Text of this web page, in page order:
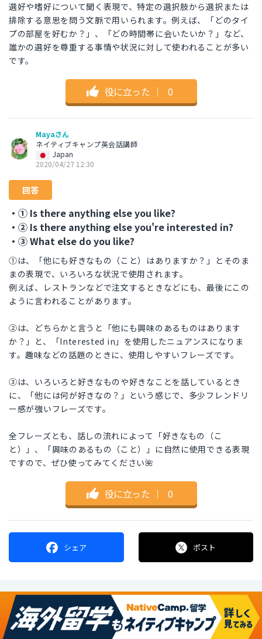
選好や嗜好について聞く表現で、特定の選択肢から選択または
排除する意思を問う文脈で用いられます。例えば、「どのタイ
プの部屋を好むか？」、「どの時間帯に会いたいか？」など、
誰かの選好を尊重する事情や状況に対して使われることが多い
です。
役に立った ｜ 0
Mayaさん
ネイティブキャンプ英会話講師
Japan
2020/04/27 12:30
回答
・① Is there anything else you like?
・② Is there anything else you're interested in?
・③ What else do you like?
①は、「他にも好きなもの（こと）はありますか？」とそのま
まの表現で、いろいろな状況で使用されます。
例えば、レストランなどで注文するときなどにも、最後にこの
ように言われることがあります。
②は、どちらかと言うと「他にも興味のあるものはあります
か？」と、「Interested in」を使用したニュアンスになりま
す。趣味などの話題のときに、使用しやすいフレーズです。
③は、いろいろと好きなものや好きなことを話しているとき
に、「他には何が好きなの？」という感じで、多少フレンドリ
ー感が強いフレーズです。
全フレーズとも、話しの流れによって「好きなもの（こ
と）」、「興味のあるもの（こと）」に自然に使用できる表現
ですので、ぜひ使ってみてください🌺
役に立った ｜ 0
シェア ポスト